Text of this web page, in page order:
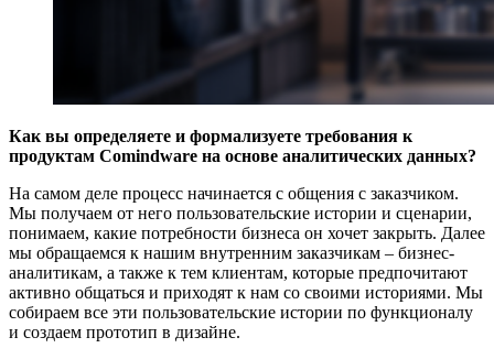
Как вы определяете и формализуете требования к
продуктам Comindware на основе аналитических данных?
На самом деле процесс начинается с общения с заказчиком.
Мы получаем от него пользовательские истории и сценарии,
понимаем, какие потребности бизнеса он хочет закрыть. Далее
мы обращаемся к нашим внутренним заказчикам – бизнес-
аналитикам, а также к тем клиентам, которые предпочитают
активно общаться и приходят к нам со своими историями. Мы
собираем все эти пользовательские истории по функционалу
и создаем прототип в дизайне.